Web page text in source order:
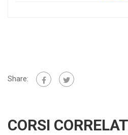
Share:
CORSI